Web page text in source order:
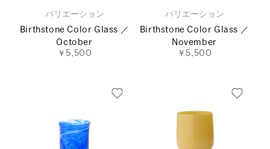
バリエーション
Birthstone Color Glass ／
October
￥5,500
バリエーション
Birthstone Color Glass ／
November
￥5,500